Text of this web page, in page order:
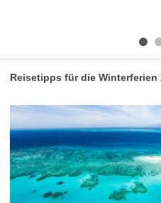
Reisetipps für die Winterferien